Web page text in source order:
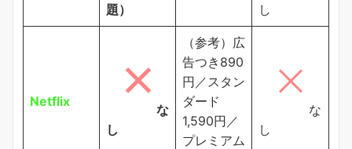
題）
し
Netflix
な
し
（参考）広
告つき890
円／スタン
ダード
1,590円／
プレミアム
な
し